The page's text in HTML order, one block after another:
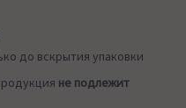
до вскрытия упаковки
не подлежит